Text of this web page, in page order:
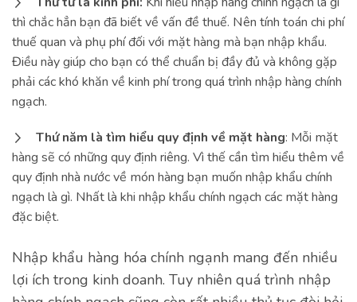
thì chắc hẳn bạn đã biết về vấn đề thuế. Nên tính toán chi phí
thuế quan và phụ phí đối với mặt hàng mà bạn nhập khẩu.
Điều này giúp cho bạn có thể chuẩn bị đầy đủ và không gặp
phải các khó khăn về kinh phí trong quá trình nhập hàng chính
ngạch.
Thứ năm là tìm hiểu quy định về mặt hàng: Mỗi mặt
hàng sẽ có những quy định riêng. Vì thế cần tìm hiểu thêm về
quy định nhà nước về món hàng bạn muốn nhập khẩu chính
ngạch là gì. Nhất là khi nhập khẩu chính ngạch các mặt hàng
đặc biệt.
Nhập khẩu hàng hóa chính ngạnh mang đến nhiều
lợi ích trong kinh doanh. Tuy nhiên quá trình nhập